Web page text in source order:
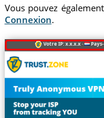
Vous pouvez
Connexion.
Votre IP: x.x.x.x · Pays-